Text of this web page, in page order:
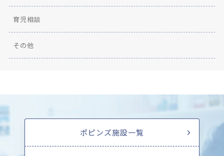
育児相談
その他
ポピンズ施設一覧